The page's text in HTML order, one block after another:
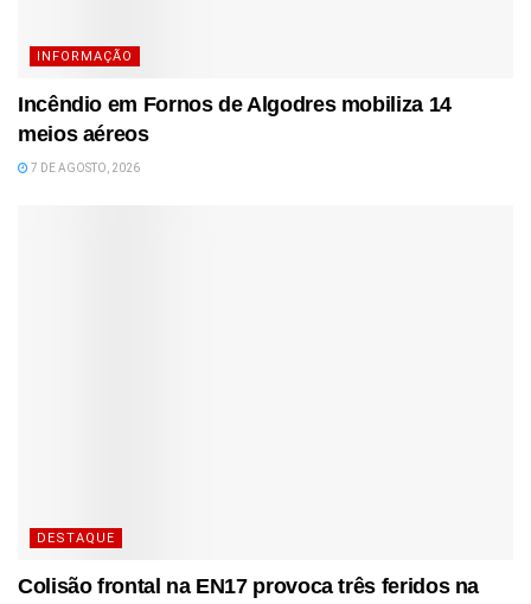
INFORMAÇÃO
Incêndio em Fornos de Algodres mobiliza 14
meios aéreos
7 DE AGOSTO, 2026
DESTAQUE
Colisão frontal na EN17 provoca três feridos na